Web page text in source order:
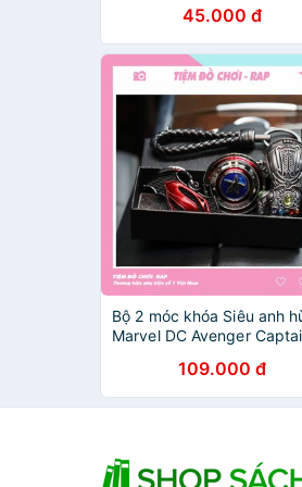
45.000 đ
Bộ 2 móc khóa Siêu anh
Marvel DC Avenger
Thor Superman Batman
đáo - Ráp
109.000 đ